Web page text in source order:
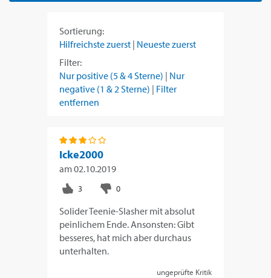
Sortierung:
Hilfreichste zuerst | Neueste zuerst
Filter:
Nur positive (5 & 4 Sterne) | Nur
negative (1 & 2 Sterne) | Filter
entfernen
Icke2000
am02.10.2019
Solider Teenie-Slasher mit absolut
peinlichem Ende. Ansonsten: Gibt
besseres, hat mich aber durchaus
unterhalten.
ungeprüfte Kritik